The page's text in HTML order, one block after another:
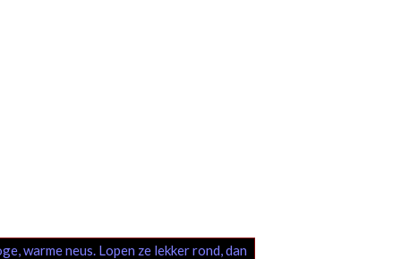
warme neus. Lopen ze lekker rond, dan